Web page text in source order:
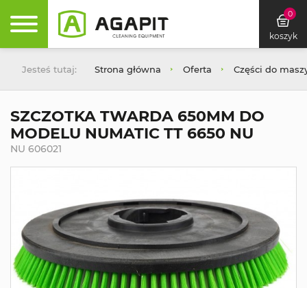
0
koszyk
Jesteś tutaj: Strona główna Oferta Części do
SZCZOTKA TWARDA 650MM DO
MODELU NUMATIC TT 6650 NU
NU 606021